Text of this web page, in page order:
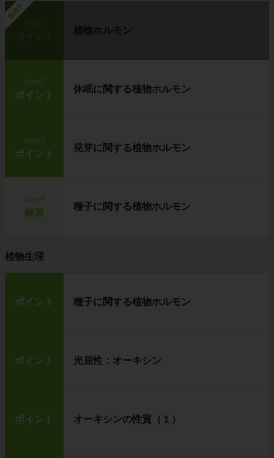
勉強中
ポイント
植物ホルモン
step2
ポイント
休眠に関する植物ホルモン
step3
ポイント
発芽に関する植物ホルモン
練習
種子に関する植物ホルモン
植物生理
ポイント 種子に関する植物ホルモン
ポイント 光屈性：オーキシン
ポイント オーキシンの性質（１）